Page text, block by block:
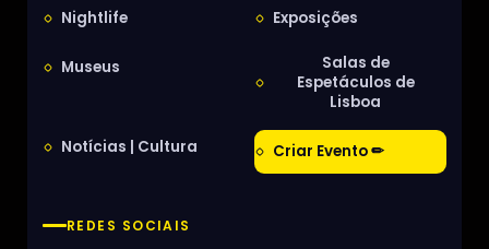
Nightlife Exposições
Museus
Salas de
Espetáculos de
Lisboa
Notícias | Cultura Criar Evento ✏
REDES SOCIAIS